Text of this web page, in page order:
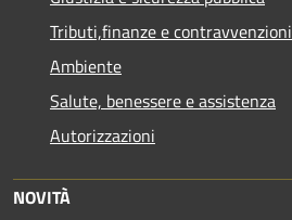
Tributi,finanze e contravvenzioni
Ambiente
Salute, benessere e assistenza
Autorizzazioni
NOVITÀ